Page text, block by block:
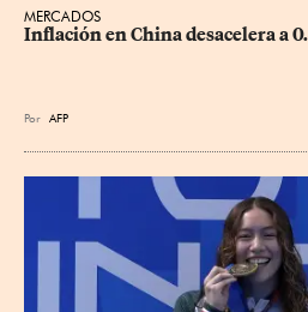
MERCADOS
Inflación en China desacelera a
Por AFP